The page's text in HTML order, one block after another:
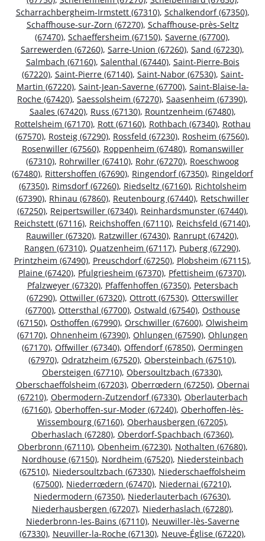
Scharrachbergheim-Irmstett (67310), Schalkendorf (67350),
Schaffhouse-sur-Zorn (67270), Schaffhouse-près-Seltz
(67470), Schaeffersheim (67150), Saverne (67700),
Sarrewerden (67260), Sarre-Union (67260), Sand (67230),
Salmbach (67160), Salenthal (67440), Saint-Pierre-Bois
(67220), Saint-Pierre (67140), Saint-Nabor (67530), Saint-
Martin (67220), Saint-Jean-Saverne (67700), Saint-Blaise-la-
Roche (67420), Saessolsheim (67270), Saasenheim (67390),
Saales (67420), Russ (67130), Rountzenheim (67480),
Rottelsheim (67170), Rott (67160), Rothbach (67340), Rothau
(67570), Rosteig (67290), Rossfeld (67230), Rosheim (67560),
Rosenwiller (67560), Roppenheim (67480), Romanswiller
(67310), Rohrwiller (67410), Rohr (67270), Roeschwoog
(67480), Rittershoffen (67690), Ringendorf (67350), Ringeldorf
(67350), Rimsdorf (67260), Riedseltz (67160), Richtolsheim
(67390), Rhinau (67860), Reutenbourg (67440), Retschwiller
(67250), Reipertswiller (67340), Reinhardsmunster (67440),
Reichstett (67116), Reichshoffen (67110), Reichsfeld (67140),
Rauwiller (67320), Ratzwiller (67430), Ranrupt (67420),
Rangen (67310), Quatzenheim (67117), Puberg (67290),
Printzheim (67490), Preuschdorf (67250), Plobsheim (67115),
Plaine (67420), Pfulgriesheim (67370), Pfettisheim (67370),
Pfalzweyer (67320), Pfaffenhoffen (67350), Petersbach
(67290), Ottwiller (67320), Ottrott (67530), Otterswiller
(67700), Ottersthal (67700), Ostwald (67540), Osthouse
(67150), Osthoffen (67990), Orschwiller (67600), Olwisheim
(67170), Ohnenheim (67390), Ohlungen (67590), Ohlungen
(67170), Offwiller (67340), Offendorf (67850), Oermingen
(67970), Odratzheim (67520), Obersteinbach (67510),
Obersteigen (67710), Obersoultzbach (67330),
Oberschaeffolsheim (67203), Oberrœdern (67250), Obernai
(67210), Obermodern-Zutzendorf (67330), Oberlauterbach
(67160), Oberhoffen-sur-Moder (67240), Oberhoffen-lès-
Wissembourg (67160), Oberhausbergen (67205),
Oberhaslach (67280), Oberdorf-Spachbach (67360),
Oberbronn (67110), Obenheim (67230), Nothalten (67680),
Nordhouse (67150), Nordheim (67520), Niedersteinbach
(67510), Niedersoultzbach (67330), Niederschaeffolsheim
(67500), Niederrœdern (67470), Niedernai (67210),
Niedermodern (67350), Niederlauterbach (67630),
Niederhausbergen (67207), Niederhaslach (67280),
Niederbronn-les-Bains (67110), Neuwiller-lès-Saverne
(67330), Neuviller-la-Roche (67130), Neuve-Église (67220),